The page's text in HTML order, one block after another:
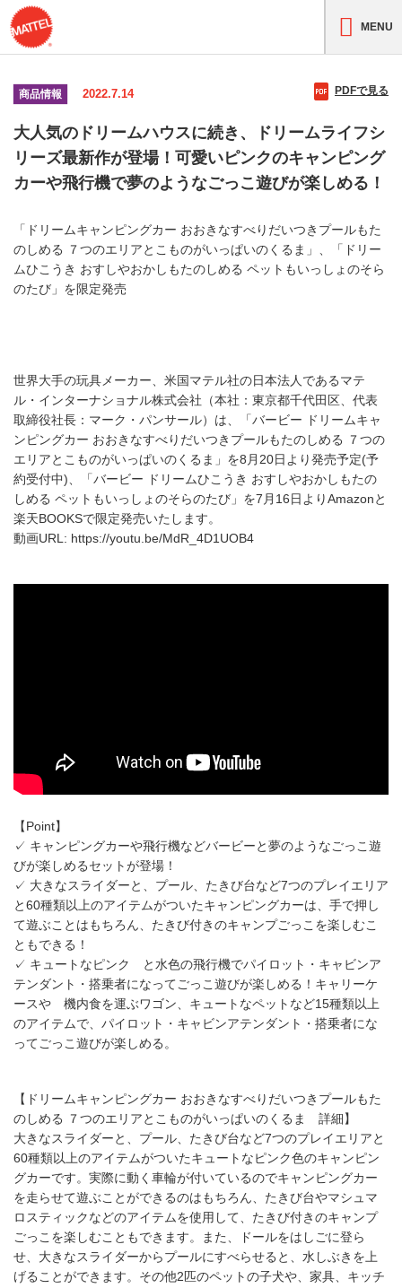
MENU
商品情報 2022.7.14 PDFで見る
大人気のドリームハウスに続き、ドリームライフシ
リーズ最新作が登場！可愛いピンクのキャンピング
カーや飛行機で夢のようなごっこ遊びが楽しめる！
「ドリームキャンピングカー おおきなすべりだいつきプールもた
のしめる ７つのエリアとこものがいっぱいのくるま」、「ドリー
ムひこうき おすしやおかしもたのしめる ペットもいっしょのそら
のたび」を限定発売
世界大手の玩具メーカー、米国マテル社の日本法人であるマテ
ル・インターナショナル株式会社（本社：東京都千代田区、代表
取締役社長：マーク・パンサール）は、「バービー ドリームキャ
ンピングカー おおきなすべりだいつきプールもたのしめる ７つの
エリアとこものがいっぱいのくるま」を8月20日より発売予定(予
約受付中)、「バービー ドリームひこうき おすしやおかしもたの
しめる ペットもいっしょのそらのたび」を7月16日よりAmazonと
楽天BOOKSで限定発売いたします。
動画URL: https://youtu.be/MdR_4D1UOB4
【Point】
✓ キャンピングカーや飛行機などバービーと夢のようなごっこ遊
びが楽しめるセットが登場！
✓ 大きなスライダーと、プール、たきび台など7つのプレイエリア
と60種類以上のアイテムがついたキャンピングカーは、手で押し
て遊ぶことはもちろん、たきび付きのキャンプごっこを楽しむこ
ともできる！
✓ キュートなピンク と水色の飛行機でパイロット・キャビンア
テンダント・搭乗者になってごっこ遊びが楽しめる！キャリーケ
ースや 機内食を運ぶワゴン、キュートなペットなど15種類以上
のアイテムで、パイロット・キャビンアテンダント・搭乗者にな
ってごっこ遊びが楽しめる。
【ドリームキャンピングカー おおきなすべりだいつきプールもた
のしめる ７つのエリアとこものがいっぱいのくるま 詳細】
大きなスライダーと、プール、たきび台など7つのプレイエリアと
60種類以上のアイテムがついたキュートなピンク色のキャンピン
グカーです。実際に動く車輪が付いているのでキャンピングカー
を走らせて遊ぶことができるのはもちろん、たきび台やマシュマ
ロスティックなどのアイテムを使用して、たきび付きのキャンプ
ごっこを楽しむこともできます。また、ドールをはしごに登ら
せ、大きなスライダーからプールにすべらせると、水しぶきを上
げることができます。その他2匹のペットの子犬や、家具、キッチ